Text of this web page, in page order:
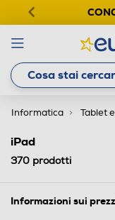
Informatica Tablet
iPad
370 prodotti
Informazioni sui